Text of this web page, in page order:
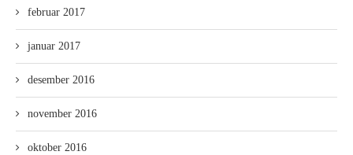
februar 2017
januar 2017
desember 2016
november 2016
oktober 2016